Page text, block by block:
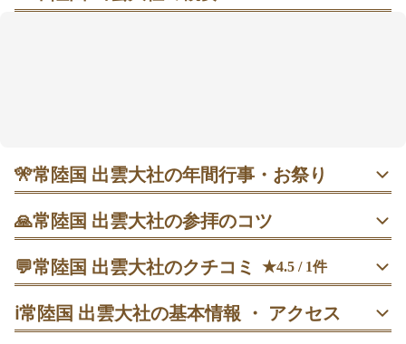
道・笠間西ICから約1kmでアクセスもしやすめ。御朱
印は本社と境内社の書き置きもあり、参拝の記念に手
に取りやすい雰囲気です。朝夕はとくに静かで、雨の
日もしっとりと参れるという声も。
🎌常陸国 出雲大社の年間行事・お祭り
・ 1月1日 元旦四方拝｜新年最初の神事。深夜は冷え込むが
比較的ゆとりあり。0時からの祝詞に合わせて参列を。
・ 2月3日 節分祭｜10時開始の豆まき。中央は混みやすい
🙏常陸国 出雲大社の参拝のコツ
1. 随神門→手水舎→拝殿→末社（薬神社・龍蛇神社）の順
で巡る。手水で清めてから本殿に進む。
2. 平日朝イチや夕方前は静かに参れる。雨の日もしっとり
💬常陸国 出雲大社のクチコミ ★4.5 / 1件
訪問日：2025/01/19
ℹ️常陸国 出雲大社の基本情報 ・ アクセス